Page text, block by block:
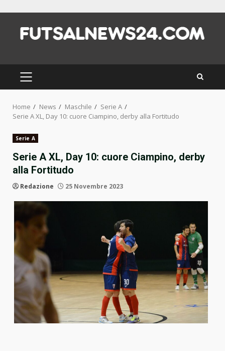
content
PRIMARY
MENU
Home News Maschile
Serie A
Serie A XL, Day 10: cuore Ciampino, derby alla Fortitudo
Serie A
Serie A XL, Day 10: cuore Ciampino, derby
alla Fortitudo
Redazione 25 Novembre 2023